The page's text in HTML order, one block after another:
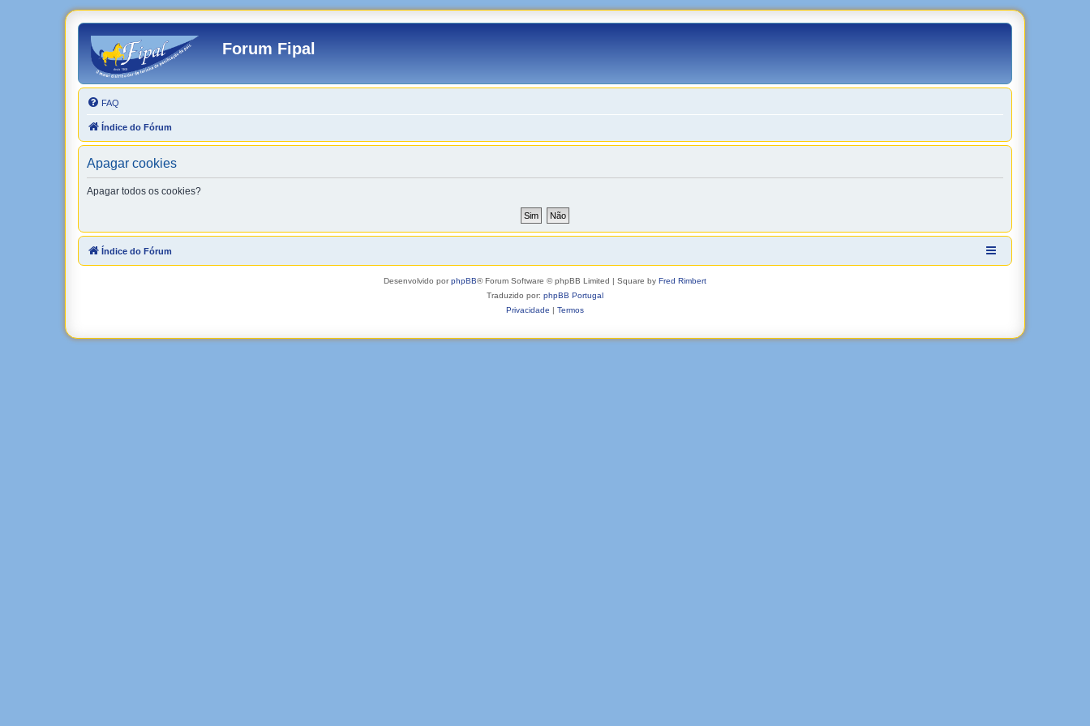
Forum Fipal
FAQ
Índice do Fórum
Apagar cookies
Apagar todos os cookies?
Índice do Fórum
Desenvolvido porphpBB® Forum Software © phpBB Limited | Square by Fred Rimbert
Traduzido por: phpBB Portugal
Privacidade | Termos